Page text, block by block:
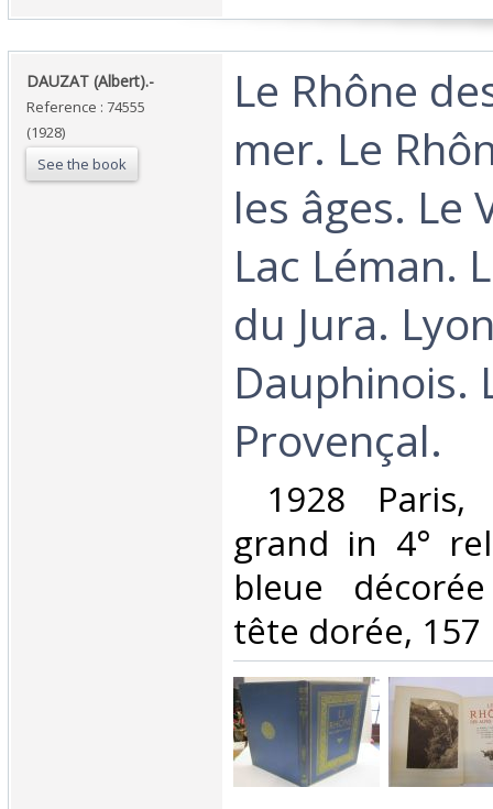
‎DAUZAT (Albert).-‎
Reference : 74555
(1928)
See the book
‎Le Rhône
mer. Le
les âges. Le
Lac Léman.
du Jura.
Dauphinois.
Provençal.‎
1928 Paris,
grand in 4°
bleue
tête dorée, 157